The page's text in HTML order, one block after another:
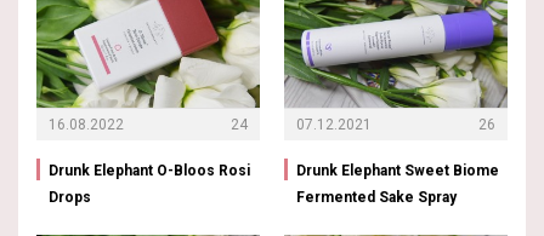
16.08.2022 24
Drunk Elephant O-Bloos Rosi
Drops
07.12.2021 26
Drunk Elephant Sweet Biome
Fermented Sake Spray